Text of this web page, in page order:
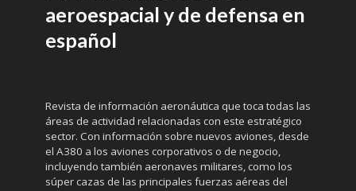
aeroespacial y de defensa en
español
Revista de información aeronáutica que toca todas las
áreas de actividad relacionadas con este estratégico
sector. Con información sobre nuevos aviones, desde
el A380 a los aviones corporativos o de negocio,
incluyendo también aeronaves militares, como los
súper cazas de las principales fuerzas aéreas del